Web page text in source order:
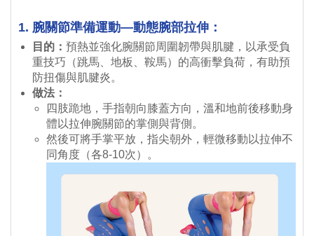
1. 腕關節準備運動—動態腕部拉伸：
目的： 預熱並強化腕關節周圍韌帶與肌腱，以承受負
重技巧（跳馬、地板、鞍馬）的高衝擊負荷，有助預
防扭傷與肌腱炎。
做法：
四肢跪地，手指朝向膝蓋方向，溫和地前後移動身
體以拉伸腕關節的掌側與背側。
然後可將手掌平放，指尖朝外，輕微移動以拉伸不
同角度（各8-10次）。